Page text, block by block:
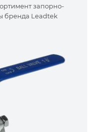
запорно-
бренда Leadtek